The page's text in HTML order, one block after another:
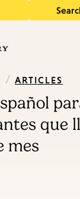
/ ARTICLES
que
mes